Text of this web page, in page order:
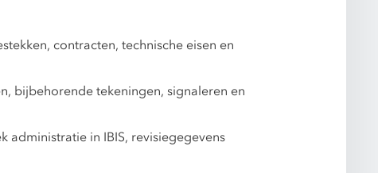
contracten, technische eisen en
bijbehorende tekeningen, signaleren en
administratie in IBIS, revisiegegevens